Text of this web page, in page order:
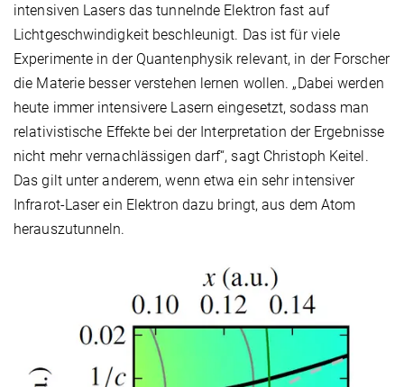
intensiven Lasers das tunnelnde Elektron fast auf
Lichtgeschwindigkeit beschleunigt. Das ist für viele
Experimente in der Quantenphysik relevant, in der Forscher
die Materie besser verstehen lernen wollen. „Dabei werden
heute immer intensivere Lasern eingesetzt, sodass man
relativistische Effekte bei der Interpretation der Ergebnisse
nicht mehr vernachlässigen darf“, sagt Christoph Keitel.
Das gilt unter anderem, wenn etwa ein sehr intensiver
Infrarot-Laser ein Elektron dazu bringt, aus dem Atom
herauszutunneln.